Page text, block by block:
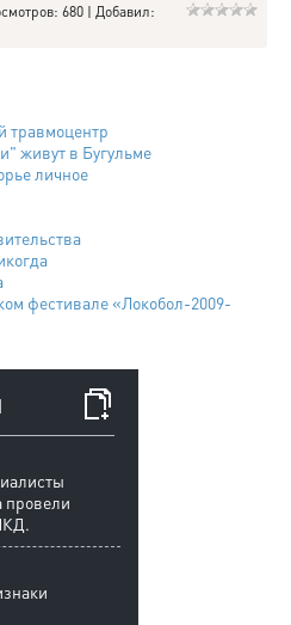
: 680 | Добавил:
травмоцентр
живут в Бугульме
личное
фестивале «Локобол-2009-
провели